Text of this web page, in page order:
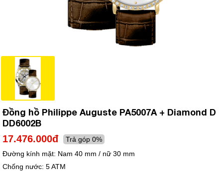
Đồng hồ Philippe Auguste PA5007A + Diamond D
DD6002B
17.476.000đ
Trả góp 0%
Đường kính mặt: Nam 40 mm / nữ 30 mm
Chống nước: 5 ATM